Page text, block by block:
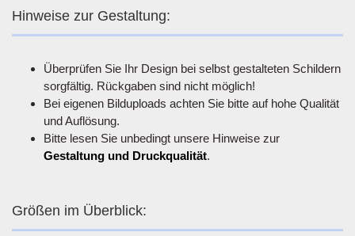
Hinweise zur Gestaltung:
Überprüfen Sie Ihr Design bei selbst gestalteten Schildern
sorgfältig. Rückgaben sind nicht möglich!
Bei eigenen Bilduploads achten Sie bitte auf hohe Qualität
und Auflösung.
Bitte lesen Sie unbedingt unsere Hinweise zur
Gestaltung und Druckqualität.
Größen im Überblick: